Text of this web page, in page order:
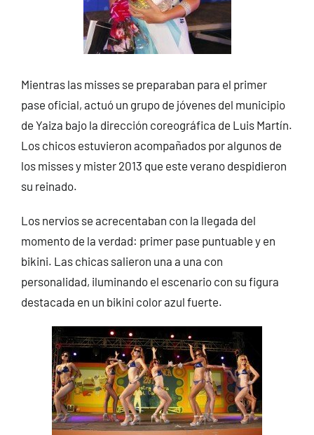
Mientras las misses se preparaban para el primer
pase oficial, actuó un grupo de jóvenes del municipio
de Yaiza bajo la dirección coreográfica de Luis Martín.
Los chicos estuvieron acompañados por algunos de
los misses y mister 2013 que este verano despidieron
su reinado.
Los nervios se acrecentaban con la llegada del
momento de la verdad: primer pase puntuable y en
bikini. Las chicas salieron una a una con
personalidad, iluminando el escenario con su figura
destacada en un bikini color azul fuerte.